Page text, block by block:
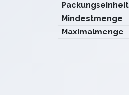
Packungseinheit
Mindestmenge
Maximalmenge